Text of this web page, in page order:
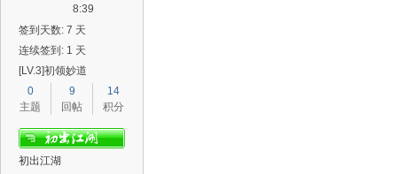
8:39
签到天数: 7 天
连续签到: 1 天
[LV.3]初领妙道
0
主题
9
回帖
14
积分
初出江湖